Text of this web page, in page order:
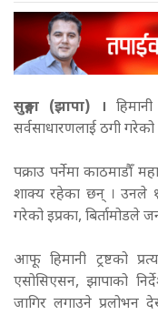
सुरुङ्गा (झापा) ।
सर्वसाधारणलाई ठगी
पक्राउ पर्नेमा काठमाडौँ
शाक्य रहेका छन् । उनले
गरेको इप्रका, बिर्तामोडले
आफू हिमानी ट्रष्टको
एसोसिएसन, झापाको
जागिर लगाउने प्रलोभन